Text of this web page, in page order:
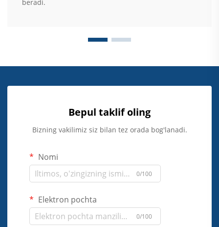
beradi.
Bepul taklif oling
Bizning vakilimiz siz bilan tez orada bog'lanadi.
Nomi
0/100
Elektron pochta
0/100